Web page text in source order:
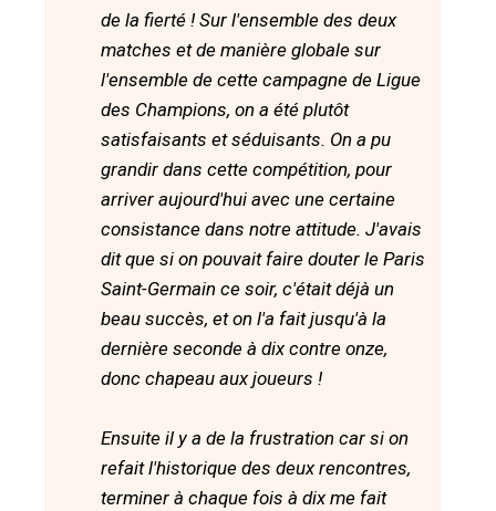
de la fierté ! Sur l'ensemble des deux
matches et de manière globale sur
l'ensemble de cette campagne de Ligue
des Champions, on a été plutôt
satisfaisants et séduisants. On a pu
grandir dans cette compétition, pour
arriver aujourd'hui avec une certaine
consistance dans notre attitude. J'avais
dit que si on pouvait faire douter le Paris
Saint-Germain ce soir, c'était déjà un
beau succès, et on l'a fait jusqu'à la
dernière seconde à dix contre onze,
donc chapeau aux joueurs !
Ensuite il y a de la frustration car si on
refait l'historique des deux rencontres,
terminer à chaque fois à dix me fait